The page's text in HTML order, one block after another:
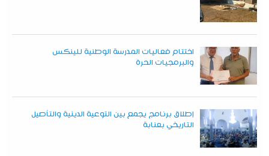
اختتام فعاليات المدرسة الوطنية للينكس
والبرمجيات الحرة
إطلاق برنامج يجمع بين التوعية الدينية والتأصيل
التاريخي بعنابة